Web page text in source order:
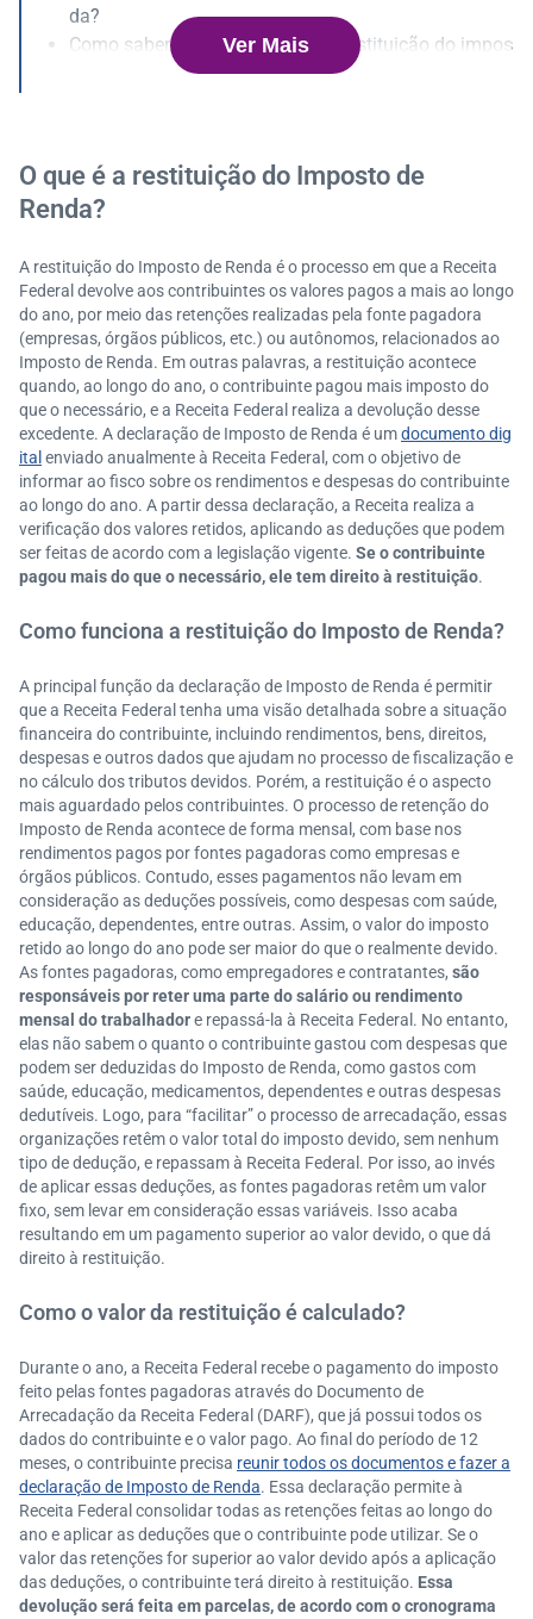
da?
Como saber quando sairá a sua restituição do impos
Ver Mais
O que é a restituição do Imposto de
Renda?
A restituição do Imposto de Renda é o processo em que a Receita
Federal devolve aos contribuintes os valores pagos a mais ao longo
do ano, por meio das retenções realizadas pela fonte pagadora
(empresas, órgãos públicos, etc.) ou autônomos, relacionados ao
Imposto de Renda. Em outras palavras, a restituição acontece
quando, ao longo do ano, o contribuinte pagou mais imposto do
que o necessário, e a Receita Federal realiza a devolução desse
excedente. A declaração de Imposto de Renda é umdocumento dig
ital enviado anualmente à Receita Federal, com o objetivo de
informar ao fisco sobre os rendimentos e despesas do contribuinte
ao longo do ano. A partir dessa declaração, a Receita realiza a
verificação dos valores retidos, aplicando as deduções que podem
ser feitas de acordo com a legislação vigente. Se o contribuinte
pagou mais do que o necessário, ele tem direito à restituição.
Como funciona a restituição do Imposto de Renda?
A principal função da declaração de Imposto de Renda é permitir
que a Receita Federal tenha uma visão detalhada sobre a situação
financeira do contribuinte, incluindo rendimentos, bens, direitos,
despesas e outros dados que ajudam no processo de fiscalização e
no cálculo dos tributos devidos. Porém, a restituição é o aspecto
mais aguardado pelos contribuintes. O processo de retenção do
Imposto de Renda acontece de forma mensal, com base nos
rendimentos pagos por fontes pagadoras como empresas e
órgãos públicos. Contudo, esses pagamentos não levam em
consideração as deduções possíveis, como despesas com saúde,
educação, dependentes, entre outras. Assim, o valor do imposto
retido ao longo do ano pode ser maior do que o realmente devido.
As fontes pagadoras, como empregadores e contratantes, são
responsáveis por reter uma parte do salário ou rendimento
mensal do trabalhadore repassá-la à Receita Federal. No entanto,
elas não sabem o quanto o contribuinte gastou com despesas que
podem ser deduzidas do Imposto de Renda, como gastos com
saúde, educação, medicamentos, dependentes e outras despesas
dedutíveis. Logo, para “facilitar” o processo de arrecadação, essas
organizações retêm o valor total do imposto devido, sem nenhum
tipo de dedução, e repassam à Receita Federal. Por isso, ao invés
de aplicar essas deduções, as fontes pagadoras retêm um valor
fixo, sem levar em consideração essas variáveis. Isso acaba
resultando em um pagamento superior ao valor devido, o que dá
direito à restituição.
Como o valor da restituição é calculado?
Durante o ano, a Receita Federal recebe o pagamento do imposto
feito pelas fontes pagadoras através do Documento de
Arrecadação da Receita Federal (DARF), que já possui todos os
dados do contribuinte e o valor pago. Ao final do período de 12
meses, o contribuinte precisa reunir todos os documentos e fazer a
declaração de Imposto de Renda. Essa declaração permite à
Receita Federal consolidar todas as retenções feitas ao longo do
ano e aplicar as deduções que o contribuinte pode utilizar. Se o
valor das retenções for superior ao valor devido após a aplicação
das deduções, o contribuinte terá direito à restituição. Essa
devolução será feita em parcelas, de acordo com o cronograma